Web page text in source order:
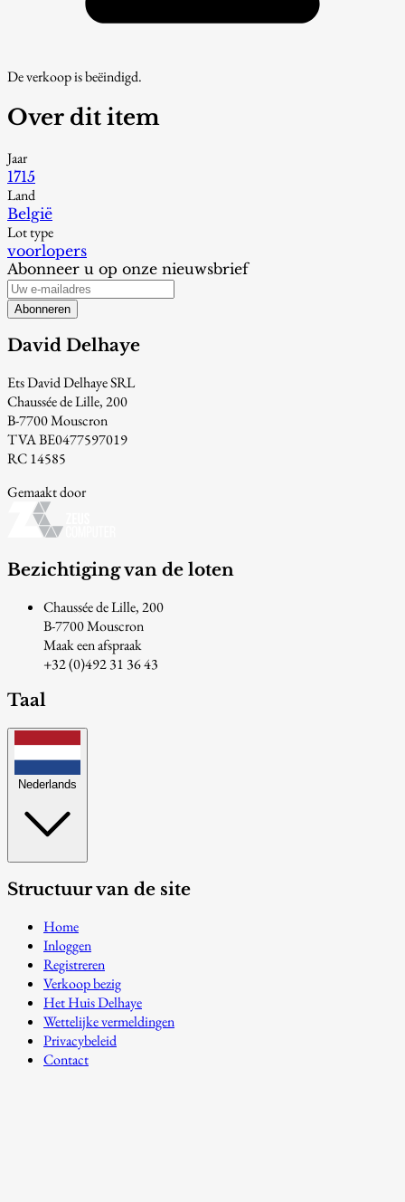
De verkoop is beëindigd.
Over dit item
Jaar
1715
Land
België
Lot type
voorlopers
Abonneer u op onze nieuwsbrief
Abonneren
David Delhaye
Ets David Delhaye SRL
Chaussée de Lille, 200
B-7700 Mouscron
TVA BE0477597019
RC 14585
Gemaakt door
Bezichtiging van de loten
Chaussée de Lille, 200
B-7700 Mouscron
Maak een afspraak
+32 (0)492 31 36 43
Taal
Nederlands
Structuur van de site
Home
Inloggen
Registreren
Verkoop bezig
Het Huis Delhaye
Wettelijke vermeldingen
Privacybeleid
Contact